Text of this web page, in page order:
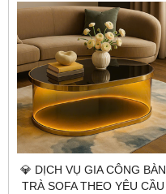
CITYBUILDING
💎​​​​​​​ DỊCH VỤ GIA CÔNG BÀN
TRÀ SOFA THEO YÊU CẦU